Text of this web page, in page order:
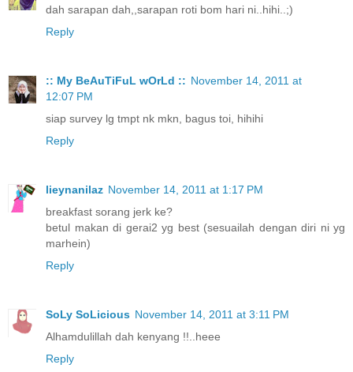
dah sarapan dah,,sarapan roti bom hari ni..hihi..;)
Reply
:: My BeAuTiFuL wOrLd :: November 14, 2011 at
12:07 PM
siap survey lg tmpt nk mkn, bagus toi, hihihi
Reply
lieynanilaz November 14, 2011 at 1:17 PM
breakfast sorang jerk ke?
betul makan di gerai2 yg best (sesuailah dengan diri ni yg
marhein)
Reply
SoLy SoLicious November 14, 2011 at 3:11 PM
Alhamdulillah dah kenyang !!..heee
Reply